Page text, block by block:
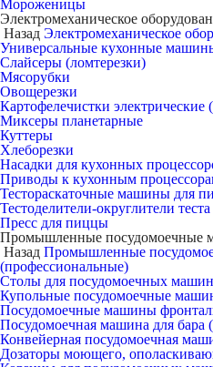
Мороженицы
Электромеханическое
Назад Электромеханическое
Универсальные кухонные
Слайсеры (ломтерезки)
Мясорубки
Овощерезки
Картофелечистки
Миксеры планетарные
Куттеры
Хлеборезки
Насадки для кухонных
Приводы к кухонным
Тестораскаточные машины для
Тестоделители-округлители теста
Пресс для пиццы
Промышленные посудомоечные
Назад Промышленные
(профессиональные)
Столы для посудомоечных машин
Купольные посудомоечные
Посудомоечные машины
Посудомоечная машина для бара
Конвейерная посудомоечная
Дозаторы моющего,